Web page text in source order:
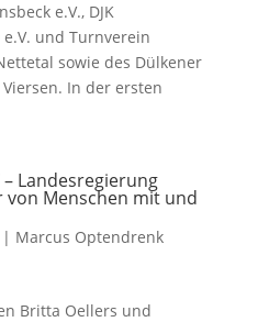
e.V., DJK
und Turnverein
sowie des Dülkener
In der ersten
Landesregierung
Menschen mit und
Marcus Optendrenk
Britta Oellers und